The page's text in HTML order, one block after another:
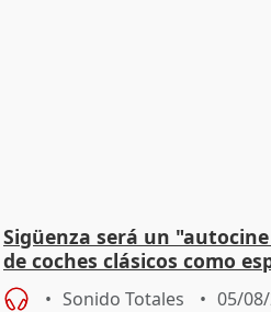
Sigüenza será un
de coches clásicos como
Sonido Totales 05/